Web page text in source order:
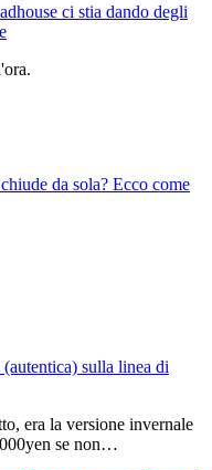
ci stia dando degli
da sola? Ecco come
sulla linea di
era la versione invernale
se non…